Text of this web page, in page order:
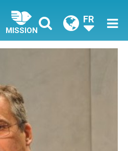
MISSION
FR